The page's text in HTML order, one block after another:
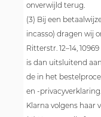
onverwijld terug.
(3) Bij een
incasso) dragen wij
Ritterstr. 12–14,
is dan uitsluitend
de in het
en -
Klarna volgens haar